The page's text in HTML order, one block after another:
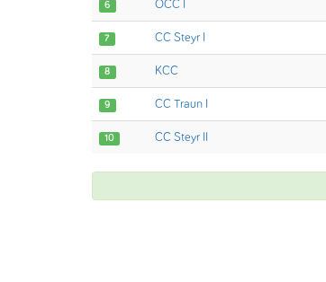
6 OCC I
7 CC Steyr I
8 KCC
9 CC Traun I
10 CC Steyr II